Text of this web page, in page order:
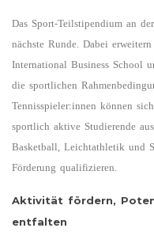
Das Sport-Teilstipendium an
nächste Runde. Dabei
International Business School
die sportlichen
Tennisspieler:innen können
sportlich aktive Studierende
Basketball, Leichtathletik und
Förderung qualifizieren.
Aktivität fördern,
entfalten